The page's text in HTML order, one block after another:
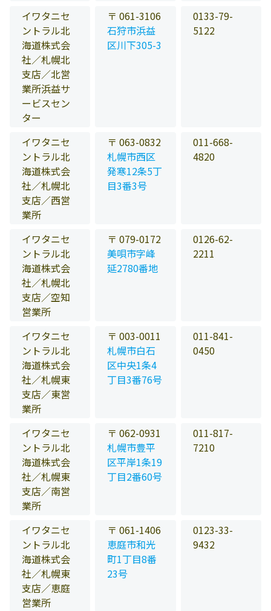
イワタニセ
ントラル北
海道株式会
社／札幌北
支店／北営
業所浜益サ
ービスセン
ター
〒 061-3106
石狩市浜益
区川下305-3
0133-79-
5122
イワタニセ
ントラル北
海道株式会
社／札幌北
支店／西営
業所
〒 063-0832
札幌市西区
発寒12条5丁
目3番3号
011-668-
4820
イワタニセ
ントラル北
海道株式会
社／札幌北
支店／空知
営業所
〒 079-0172
美唄市字峰
延2780番地
0126-62-
2211
イワタニセ
ントラル北
海道株式会
社／札幌東
支店／東営
業所
〒 003-0011
札幌市白石
区中央1条4
丁目3番76号
011-841-
0450
イワタニセ
ントラル北
海道株式会
社／札幌東
支店／南営
業所
〒 062-0931
札幌市豊平
区平岸1条19
丁目2番60号
011-817-
7210
イワタニセ
ントラル北
海道株式会
社／札幌東
支店／恵庭
営業所
〒 061-1406
恵庭市和光
町1丁目8番
23号
0123-33-
9432